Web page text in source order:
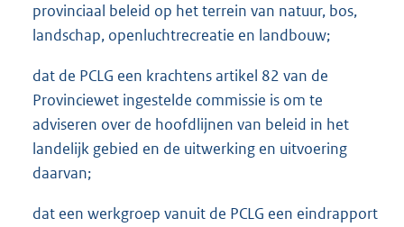
provinciaal beleid op het terrein van natuur, bos,
landschap, openluchtrecreatie en landbouw;
dat de PCLG een krachtens artikel 82 van de
Provinciewet ingestelde commissie is om te
adviseren over de hoofdlijnen van beleid in het
landelijk gebied en de uitwerking en uitvoering
daarvan;
dat een werkgroep vanuit de PCLG een eindrapport